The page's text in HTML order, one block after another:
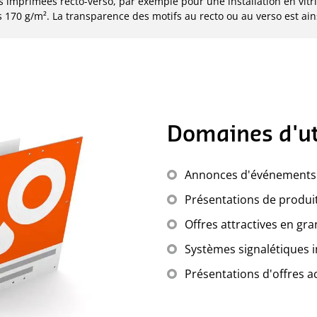
g/m². La transparence des motifs au recto ou au verso est
Domaines
Annonces
Présentations de
Offres attractives en
Systèmes
Présentations d'offres